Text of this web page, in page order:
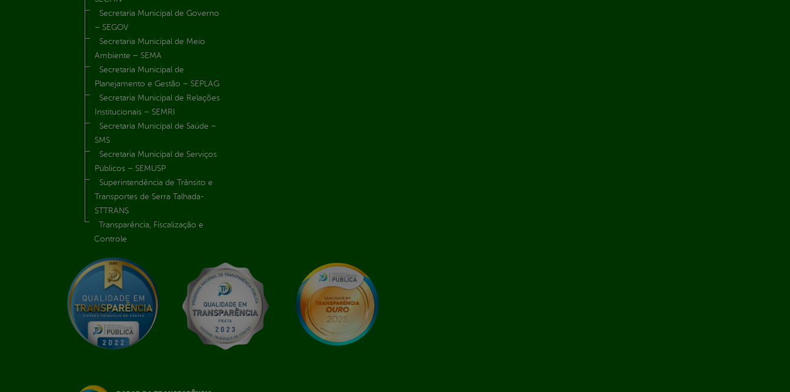
Secretaria Municipal de Governo
– SEGOV
Secretaria Municipal de Meio
Ambiente – SEMA
Secretaria Municipal de
Planejamento e Gestão – SEPLAG
Secretaria Municipal de Relações
Institucionais – SEMRI
Secretaria Municipal de Saúde –
SMS
Secretaria Municipal de Serviços
Públicos – SEMUSP
Superintendência de Trânsito e
Transportes de Serra Talhada-
STTRANS
Transparência, Fiscalização e
Controle